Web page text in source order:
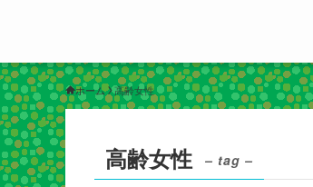
ホーム 高齢女性
高齢女性 – tag –